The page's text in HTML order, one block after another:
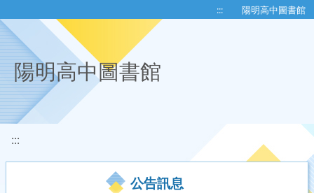
::: 陽明高中圖書館
陽明高中圖書館
:::
公告訊息